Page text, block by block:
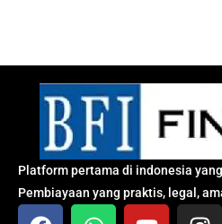
Platform pertama di indonesia
Pembiayaan yang praktis, legal,